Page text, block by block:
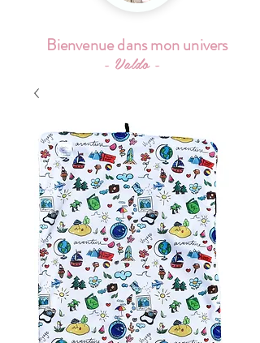
- Valdo -
Bienvenue dans mon univers